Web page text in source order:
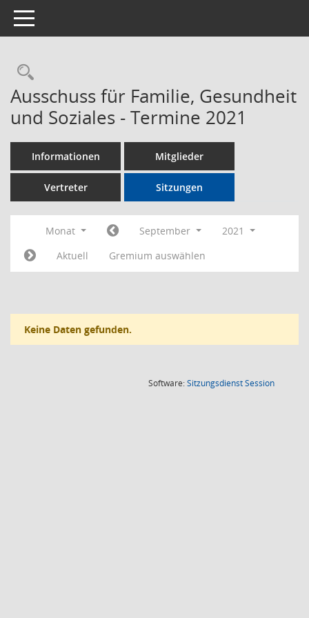
Toggle navigation
Rechercheauswahl
Ausschuss für Familie, Gesundheit
und Soziales - Termine 2021
Informationen Mitglieder
Vertreter Sitzungen
Monat September
2021
Aktuell
Gremium auswählen
Keine Daten gefunden.
Software:SitzungsdienstSession(Wird in